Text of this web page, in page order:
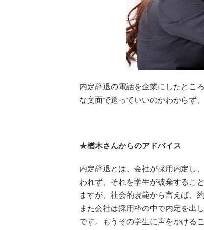
内定辞退の電話を企業にしたとこ
な文面で送っていいのかわからず
★楢木さんからのアドバイス
内定辞退とは、会社が採用内定し
われず、それを学生が破棄するこ
ますが、社会的規範から言えば、
また会社は採用枠の中で内定を出
です。もうその学生に声をかける